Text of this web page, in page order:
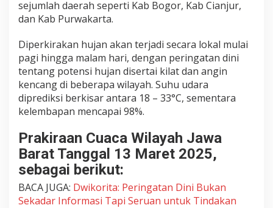
l
a
a
h
J
a
b
a
S
e
h
a
r
i
sejumlah daerah seperti Kab Bogor, Kab Cianjur,
dan Kab Purwakarta.
Diperkirakan hujan akan terjadi secara lokal mulai
pagi hingga malam hari, dengan peringatan dini
tentang potensi hujan disertai kilat dan angin
kencang di beberapa wilayah. Suhu udara
diprediksi berkisar antara 18 – 33°C, sementara
kelembapan mencapai 98%.
Prakiraan Cuaca Wilayah Jawa
Barat Tanggal 13 Maret 2025,
sebagai berikut:
BACA JUGA: Dwikorita: Peringatan Dini Bukan
Sekadar Informasi Tapi Seruan untuk Tindakan